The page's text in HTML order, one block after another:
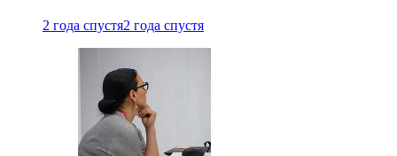
2 года спустя2 года спустя